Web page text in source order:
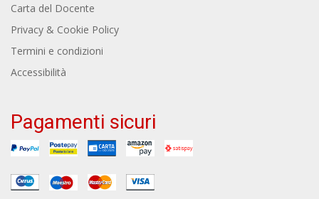
Carta del Docente
Privacy & Cookie Policy
Termini e condizioni
Accessibilità
Pagamenti sicuri